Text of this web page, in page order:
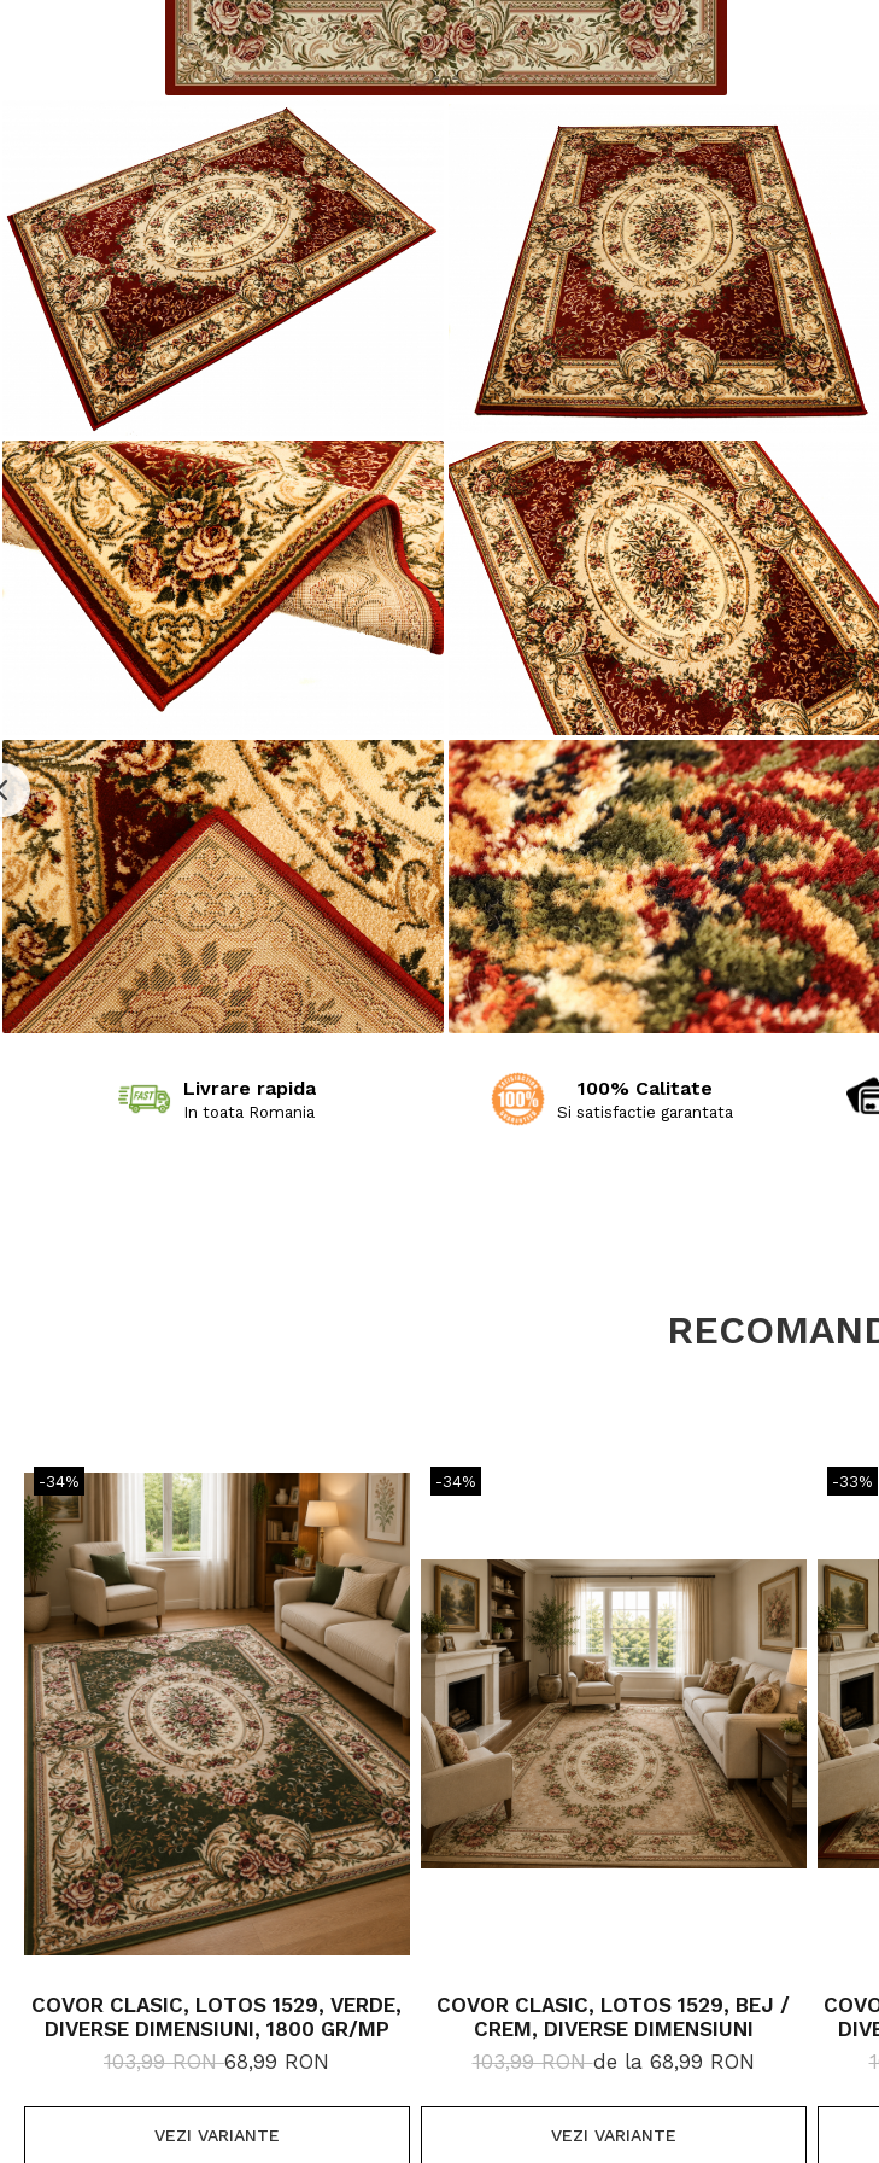
Livrare rapida
In toata Romania
100% Calitate
Si satisfactie garantata
-34%
COVOR CLASIC, LOTOS 1529, VERDE,
DIVERSE DIMENSIUNI, 1800 GR/MP
103,99 RON68,99 RON
VEZI VARIANTE
-34%
COVOR CLASIC, LOTOS 1529, BEJ /
CREM, DIVERSE DIMENSIUNI
103,99 RONde la 68,99 RON
VEZI VARIANTE
-33%